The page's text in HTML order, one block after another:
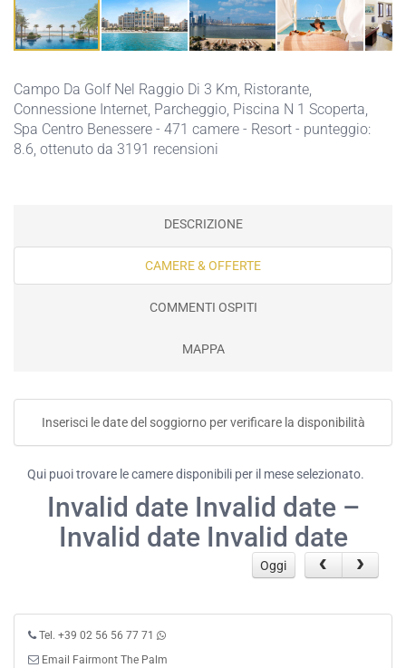
Campo Da Golf Nel Raggio Di 3 Km, Ristorante,
Connessione Internet, Parcheggio, Piscina N 1 Scoperta,
Spa Centro Benessere - 471 camere - Resort - punteggio:
8.6, ottenuto da 3191 recensioni
DESCRIZIONE
CAMERE & OFFERTE
COMMENTI OSPITI
MAPPA
Inserisci le date del soggiorno per verificare la disponibilità
Qui puoi trovare le camere disponibili per il mese selezionato.
Invalid date Invalid date –
Invalid date Invalid date
Oggi
Tel. +39 02 56 56 77 71
Email Fairmont The Palm